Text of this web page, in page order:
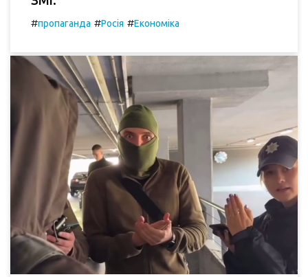
#пропаганда #Росія #Економіка